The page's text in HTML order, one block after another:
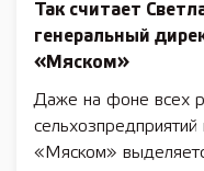
Так считает
генеральный
«Мяском»
Даже на фоне всех
«Мяском»